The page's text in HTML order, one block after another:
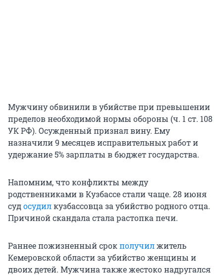
Мужчину обвинили в убийстве при превышении
пределов необходимой нормы обороны (ч. 1 ст. 108
УК РФ). Осужденный признал вину. Ему
назначили 9 месяцев исправительных работ и
удержание 5% зарплаты в бюджет государства.
Напомним, что конфликты между
родственниками в Кузбассе стали чаще. 28 июня
судосудилкузбассовца за убийство родного отца.
Причиной скандала стала растопка печи.
Раннее пожизненный срокполучилжитель
Кемеровской области за убийство женщины и
двоих детей. Мужчина также жестоко надругался